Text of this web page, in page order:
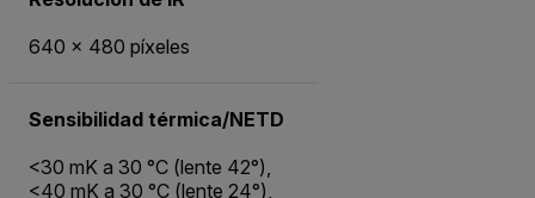
640 × 480 píxeles
Sensibilidad térmica/NETD
<30 mK a 30 °C (lente 42°),
<40 mK a 30 °C (lente 24°),